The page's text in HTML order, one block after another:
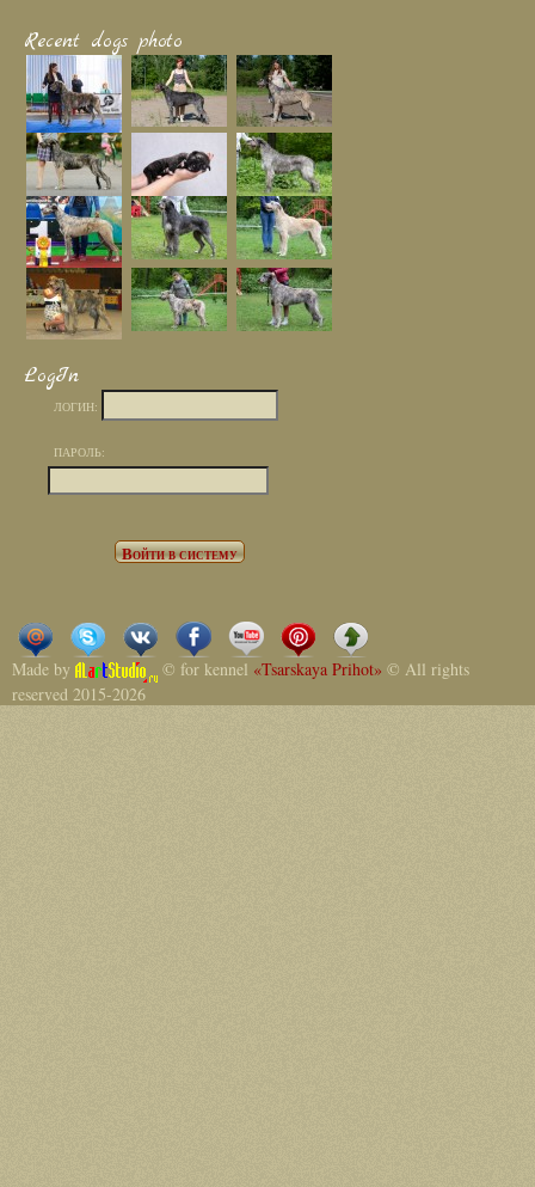
Recent dogs photo
LogIn
ЛОГИН:
ПАРОЛЬ:
Made by © for kennel «Tsarskaya Prihot» © All rights
reserved 2015-2026